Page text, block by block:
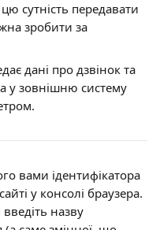
сутність передавати
зробити за
дані про дзвінок та
у зовнішню систему
вами ідентифікатора
у консолі браузера.
назву